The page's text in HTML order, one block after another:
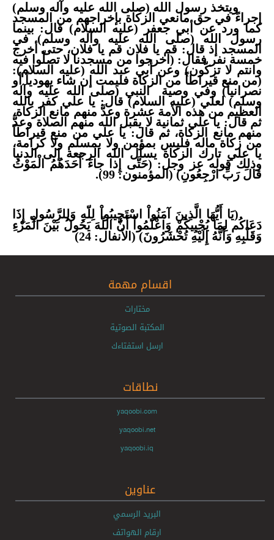
ويتخذ رسول الله (صلى الله عليه وآله وسلم)
إجراءً في حق مانعي الزكاة بإخراجهم من المسجد
كما ورد عن أبي جعفر (عليه السلام) قال: بينما
رسول الله (صلى الله عليه وآله وسلم) في
المسجد إذ قال: قم يا فلان قم يا فلان، حتى أخرج
خمسة نفر فقال: (اخرجوا من مسجدنا لا تصلّوا فيه
وانتم لا تزكّون) وعن أبي عبد الله (عليه السلام):
(من منع قيراطاً من الزكاة فليمت إن شاء يهودياً أو
نصرانياً) وفي وصية النبي (صلى الله عليه وآله
وسلم) لعلي (عليه السلام) قال: يا علي كفر بالله
العظيم من هذه الأمة عشرة وعدَّ منهم مانع الزكاة،
ثم قال: يا علي ثمانية لا يقبل الله منهم الصلاة وعدَّ
منهم مانع الزكاة، ثم قال: يا علي من منع قيراطاً
من زكاة ماله فليس بمؤمن ولا بمسلم ولا كرامة،
يا علي تارك الزكاة يسأل الله الرجعة إلى الدنيا
وذلك قوله عز وجل: (حَتَّى إِذا جاءَ أَحَدَهُمُ الْمَوْتُ
قالَ رَبِّ ارْجِعُونِ) (المؤمنون: 99).
(يَا أَيُّهَا الَّذِينَ آمَنُواْ اسْتَجِيبُواْ لِلّهِ وَلِلرَّسُولِ إِذَا
دَعَاكُم لِمَا يُحْيِيكُمْ وَاعْلَمُواْ أَنَّ اللّهَ يَحُولُ بَيْنَ الْمَرْءِ
وَقَلْبِهِ وَأَنَّهُ إِلَيْهِ تُحْشَرُونَ) (الأنفال: 24)
اقسام مهمة
مختارات
المكتبة الصوتية
ارسل استفتاءك
نطاقات
yaqoobi.com
yaqoobi.net
yaqoobi.iq
عناوين
البريد الرسمي
ارقام الهواتف